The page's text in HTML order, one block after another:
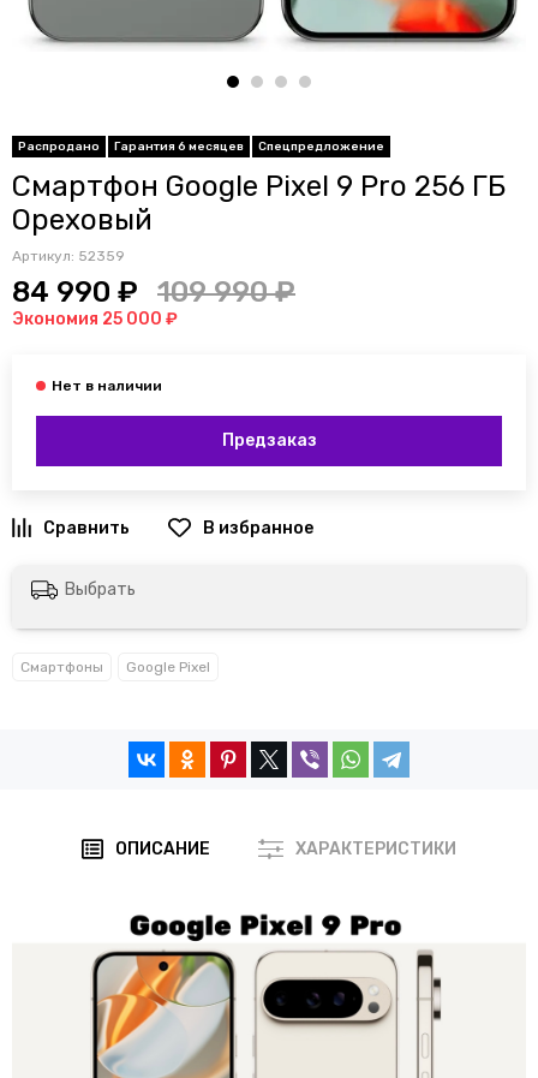
Распродано Гарантия 6 месяцев Спецпредложение
Смартфон Google Pixel 9 Pro 256 ГБ
Ореховый
Артикул: 52359
84 990 ₽ 109 990 ₽
Экономия 25 000 ₽
Предзаказ
Выбрать
Смартфоны Google Pixel
ОПИСАНИЕ ХАРАКТЕРИСТИКИ